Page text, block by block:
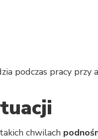
podczas pracy przy
chwilach